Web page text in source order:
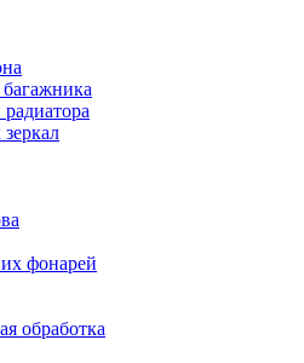
фонарей
обработка